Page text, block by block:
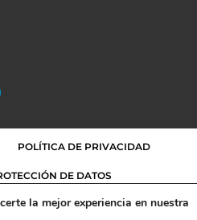
POLÍTICA DE PRIVACIDAD
DE DATOS
Y CONDICIONES
la mejor experiencia en nuestra